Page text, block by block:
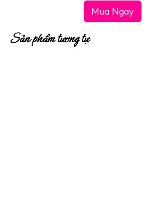
Mua Ngay
Sản phẩm tương tự